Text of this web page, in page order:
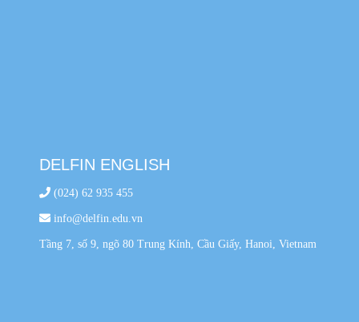
DELFIN ENGLISH
(024) 62 935 455
info@delfin.edu.vn
Tầng 7, số 9, ngõ 80 Trung Kính, Cầu Giấy, Hanoi, Vietnam